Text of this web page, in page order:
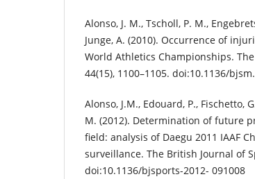
Alonso, J. M., Tscholl, P. M.,
Junge, A. (2010). Occurrence of
World Athletics Championships.
44(15), 1100–1105. doi:10.1136/
Alonso, J.M., Edouard, P., Fischetto,
M. (2012). Determination of future
field: analysis of Daegu 2011 IAAF
surveillance. The British Journal of
doi:10.1136/bjsports-2012- 091008